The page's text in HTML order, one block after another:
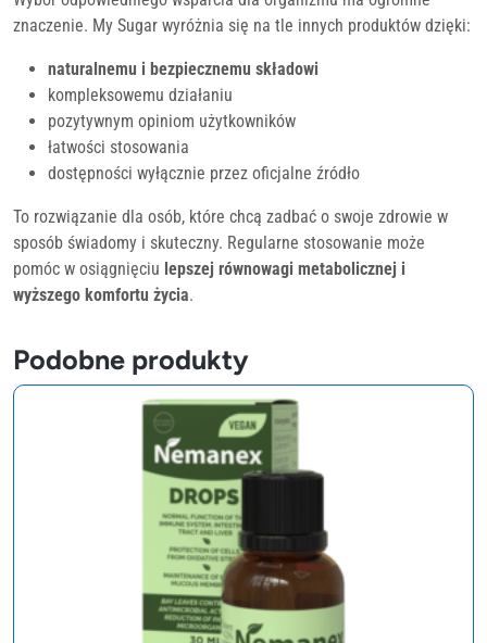
znaczenie. My Sugar wyróżnia się na tle innych produktów dzięki:
naturalnemu i bezpiecznemu składowi
kompleksowemu działaniu
pozytywnym opiniom użytkowników
łatwości stosowania
dostępności wyłącznie przez oficjalne źródło
To rozwiązanie dla osób, które chcą zadbać o swoje zdrowie w
sposób świadomy i skuteczny. Regularne stosowanie może
pomóc w osiągnięciu lepszej równowagi metabolicznej i
wyższego komfortu życia.
Podobne produkty